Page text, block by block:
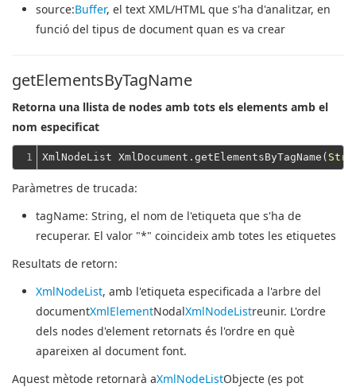
source:Buffer, el text XML/HTML que s'ha d'analitzar, en
funció del tipus de document quan es va crear
getElementsByTagName
Retorna una llista de nodes amb tots els elements amb el
nom especificat
1 XmlNodeList XmlDocument.getElementsByTagName(
Paràmetres de trucada:
tagName: String, el nom de l'etiqueta que s'ha de
recuperar. El valor "*" coincideix amb totes les etiquetes
Resultats de retorn:
XmlNodeList, amb l'etiqueta especificada a l'arbre del
documentXmlElementNodalXmlNodeListreunir. L'ordre
dels nodes d'element retornats és l'ordre en què
apareixen al document font.
Aquest mètode retornarà aXmlNodeListObjecte (es pot